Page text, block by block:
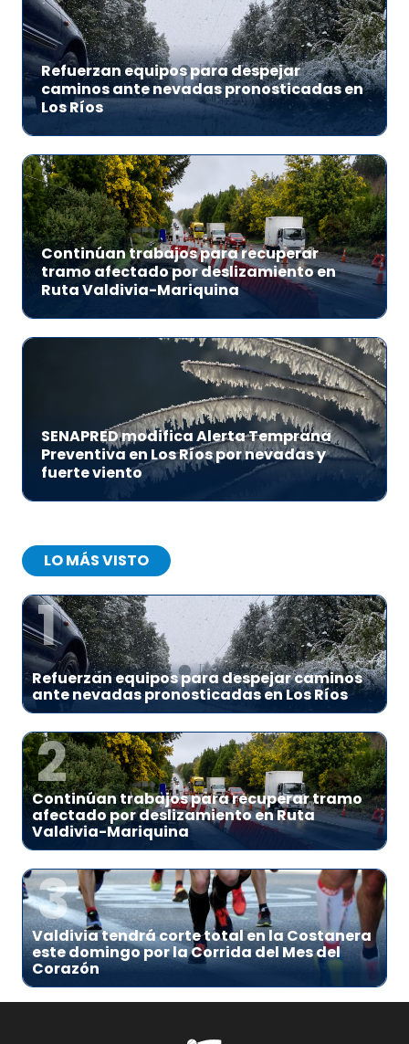
Refuerzan equipos para despejar
caminos ante nevadas pronosticadas en
Los Ríos
Continúan trabajos para recuperar
tramo afectado por deslizamiento en
Ruta Valdivia-Mariquina
SENAPRED modifica Alerta Temprana
Preventiva en Los Ríos por nevadas y
fuerte viento
LO MÁS VISTO
1
Refuerzan equipos para despejar caminos
ante nevadas pronosticadas en Los Ríos
2
Continúan trabajos para recuperar tramo
afectado por deslizamiento en Ruta
Valdivia-Mariquina
3
Valdivia tendrá corte total en la Costanera
este domingo por la Corrida del Mes del
Corazón